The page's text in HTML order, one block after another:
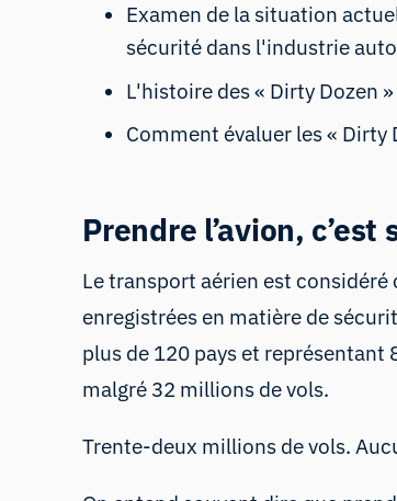
Examen de la situation
sécurité dans l'industrie
L'histoire des « Dirty Dozen
Comment évaluer les «
Prendre l’avion, c’est
Le transport aérien est
enregistrées en matière de
plus de 120 pays et représentant
malgré 32 millions de vols.
Trente-deux millions de vols.